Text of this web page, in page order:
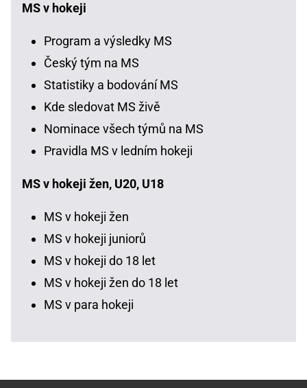
MS v hokeji
Program a výsledky MS
Český tým na MS
Statistiky a bodování MS
Kde sledovat MS živě
Nominace všech týmů na MS
Pravidla MS v ledním hokeji
MS v hokeji žen, U20, U18
MS v hokeji žen
MS v hokeji juniorů
MS v hokeji do 18 let
MS v hokeji žen do 18 let
MS v para hokeji